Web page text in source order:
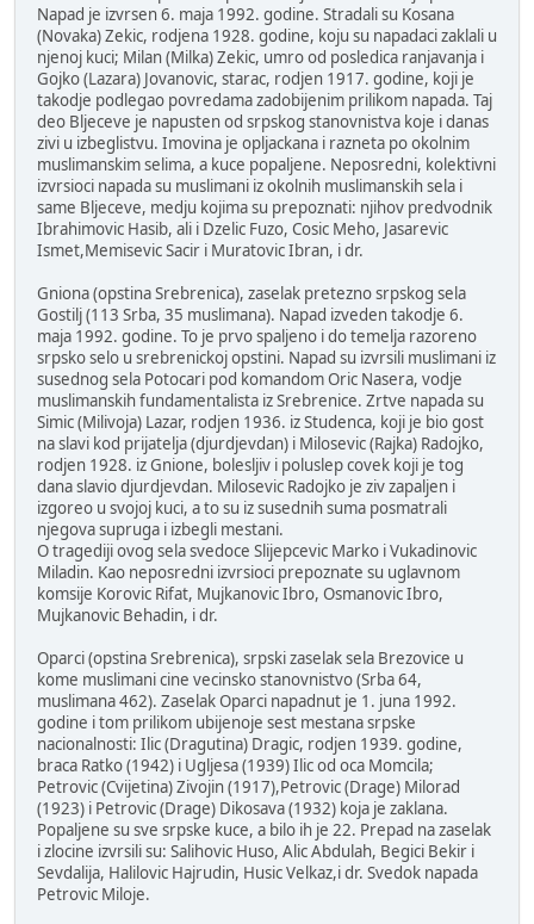
Napad je izvrsen 6. maja 1992. godine. Stradali su Kosana
(Novaka) Zekic, rodjena 1928. godine, koju su napadaci zaklali u
njenoj kuci; Milan (Milka) Zekic, umro od posledica ranjavanja i
Gojko (Lazara) Jovanovic, starac, rodjen 1917. godine, koji je
takodje podlegao povredama zadobijenim prilikom napada. Taj
deo Bljeceve je napusten od srpskog stanovnistva koje i danas
zivi u izbeglistvu. Imovina je opljackana i razneta po okolnim
muslimanskim selima, a kuce popaljene. Neposredni, kolektivni
izvrsioci napada su muslimani iz okolnih muslimanskih sela i
same Bljeceve, medju kojima su prepoznati: njihov predvodnik
Ibrahimovic Hasib, ali i Dzelic Fuzo, Cosic Meho, Jasarevic
Ismet,Memisevic Sacir i Muratovic Ibran, i dr.
Gniona (opstina Srebrenica), zaselak pretezno srpskog sela
Gostilj (113 Srba, 35 muslimana). Napad izveden takodje 6.
maja 1992. godine. To je prvo spaljeno i do temelja razoreno
srpsko selo u srebrenickoj opstini. Napad su izvrsili muslimani iz
susednog sela Potocari pod komandom Oric Nasera, vodje
muslimanskih fundamentalista iz Srebrenice. Zrtve napada su
Simic (Milivoja) Lazar, rodjen 1936. iz Studenca, koji je bio gost
na slavi kod prijatelja (djurdjevdan) i Milosevic (Rajka) Radojko,
rodjen 1928. iz Gnione, bolesljiv i poluslep covek koji je tog
dana slavio djurdjevdan. Milosevic Radojko je ziv zapaljen i
izgoreo u svojoj kuci, a to su iz susednih suma posmatrali
njegova supruga i izbegli mestani.
O tragediji ovog sela svedoce Slijepcevic Marko i Vukadinovic
Miladin. Kao neposredni izvrsioci prepoznate su uglavnom
komsije Korovic Rifat, Mujkanovic Ibro, Osmanovic Ibro,
Mujkanovic Behadin, i dr.
Oparci (opstina Srebrenica), srpski zaselak sela Brezovice u
kome muslimani cine vecinsko stanovnistvo (Srba 64,
muslimana 462). Zaselak Oparci napadnut je 1. juna 1992.
godine i tom prilikom ubijenoje sest mestana srpske
nacionalnosti: Ilic (Dragutina) Dragic, rodjen 1939. godine,
braca Ratko (1942) i Ugljesa (1939) Ilic od oca Momcila;
Petrovic (Cvijetina) Zivojin (1917),Petrovic (Drage) Milorad
(1923) i Petrovic (Drage) Dikosava (1932) koja je zaklana.
Popaljene su sve srpske kuce, a bilo ih je 22. Prepad na zaselak
i zlocine izvrsili su: Salihovic Huso, Alic Abdulah, Begici Bekir i
Sevdalija, Halilovic Hajrudin, Husic Velkaz,i dr. Svedok napada
Petrovic Miloje.